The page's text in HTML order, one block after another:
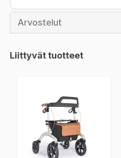
Arvostelut
Liittyvät tuotteet